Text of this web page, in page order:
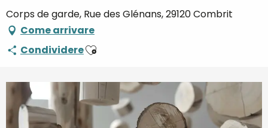
Corps de garde, Rue des Glénans, 29120 Combrit
Come arrivare
CondividereAjouter aux favoris